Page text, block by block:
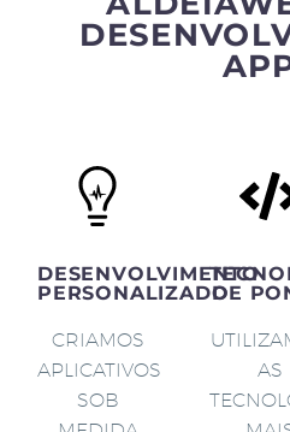
DESENVOLVIMENTO
PERSONALIZADO
CRIAMOS
APLICATIVOS
SOB
DE
AS